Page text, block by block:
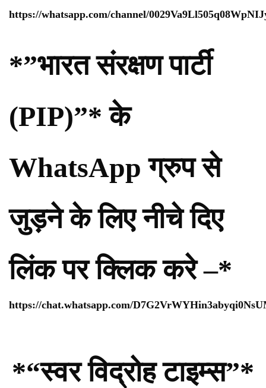
https://whatsapp.com/channel/
*”भारत संरक्षण पार्टी
(PIP)”* के
WhatsApp ग्रुप से
जुड़ने के लिए नीचे दिए
लिंक पर क्लिक करे –*
https://chat.whatsapp.com/
*“स्वर विद्रोह टाइम्स”*